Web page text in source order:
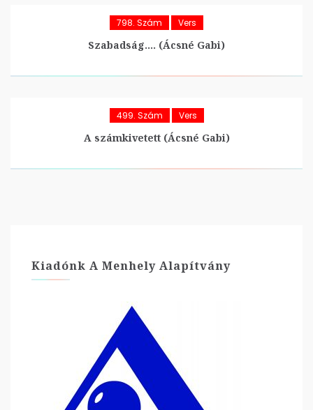
798. Szám Vers
Szabadság…. (Ácsné Gabi)
499. Szám Vers
A számkivetett (Ácsné Gabi)
Kiadónk A Menhely Alapítvány